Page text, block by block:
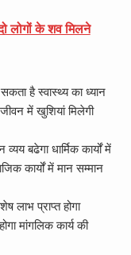
लोगों के शव मिलने
है स्वास्थ्य का ध्यान
में खुशियां मिलेगी
बढेगा धार्मिक कार्यों में
कार्यों में मान सम्मान
लाभ प्राप्त होगा
मांगलिक कार्य की